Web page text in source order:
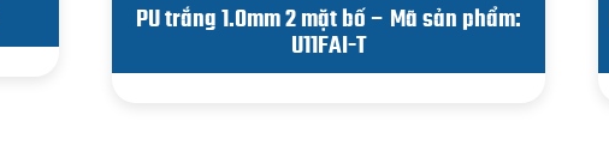
PU trắng 1.0mm 2 mặt bố – Mã sản phẩm:
U11FAI-T